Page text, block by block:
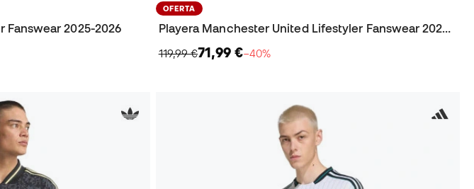
Fanswear 2025-2026
OFERTA
Playera Manchester United Lifestyler Fanswear 2025-2026
119,99 €71,99 €−40%